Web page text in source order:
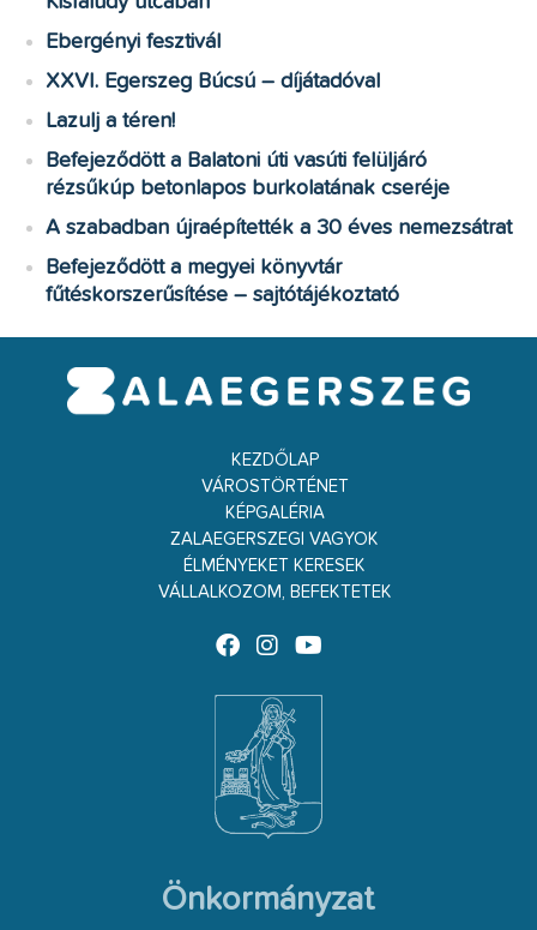
Ebergényi fesztivál
XXVI. Egerszeg Búcsú – díjátadóval
Lazulj a téren!
Befejeződött a Balatoni úti vasúti felüljáró
rézsűkúp betonlapos burkolatának cseréje
A szabadban újraépítették a 30 éves nemezsátrat
Befejeződött a megyei könyvtár
fűtéskorszerűsítése – sajtótájékoztató
KEZDŐLAP
VÁROSTÖRTÉNET
KÉPGALÉRIA
ZALAEGERSZEGI VAGYOK
ÉLMÉNYEKET KERESEK
VÁLLALKOZOM, BEFEKTETEK
Önkormányzat